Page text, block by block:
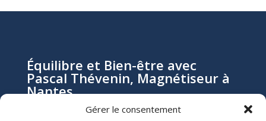
Gérer le consentement
Équilibre et Bien-être avec
Pascal Thévenin, Magnétiseur à
Nantes